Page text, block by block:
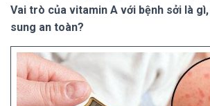
Vai trò của vitamin A với bệnh sởi là
sung an toàn?